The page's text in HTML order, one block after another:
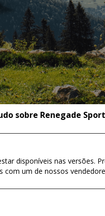
sobre Renegade
disponíveis nas versões.
com um de nossos